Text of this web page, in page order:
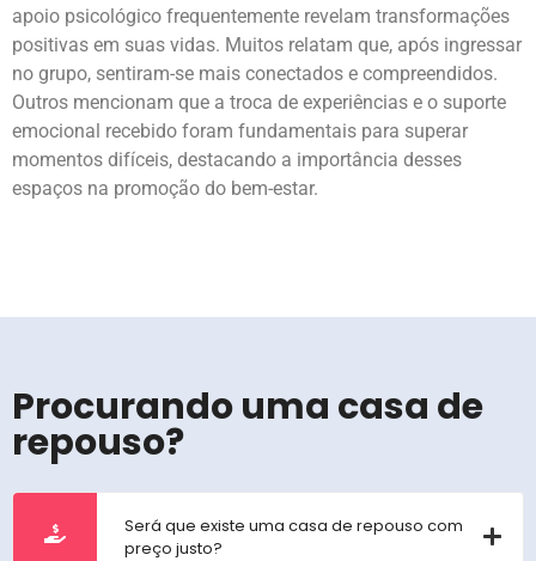
apoio psicológico frequentemente revelam transformações
positivas em suas vidas. Muitos relatam que, após ingressar
no grupo, sentiram-se mais conectados e compreendidos.
Outros mencionam que a troca de experiências e o suporte
emocional recebido foram fundamentais para superar
momentos difíceis, destacando a importância desses
espaços na promoção do bem-estar.
Procurando uma casa de
repouso?
Será que existe uma casa de repouso com
preço justo?